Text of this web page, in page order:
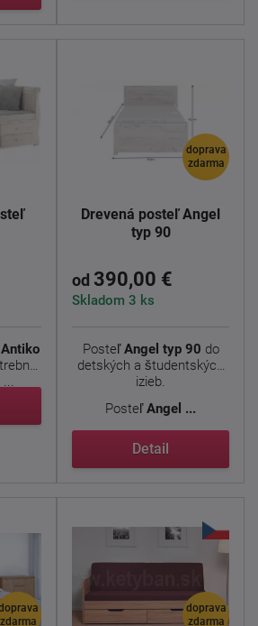
Antiko
doprava
zdarma
Drevená posteľ Angel
typ 90
od 390,00 €
Skladom 3 ks
PosteľAngel typ 90 do
detských a študentských
izieb.
PosteľAngel ...
Detail
zdarma
doprava
zdarma